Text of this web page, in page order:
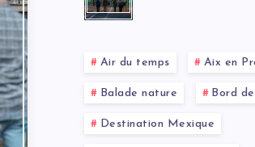
Air du temps Aix en
Balade nature Bord
Destination Mexique